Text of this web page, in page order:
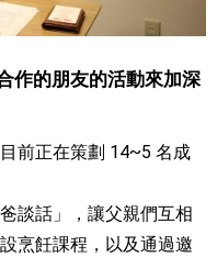
作的朋友的活動來加深
前正在策劃 14~5 名成
談話」，讓父親們互相
烹飪課程，以及通過邀